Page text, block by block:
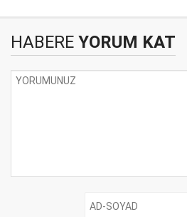
HABERE YORUM KAT